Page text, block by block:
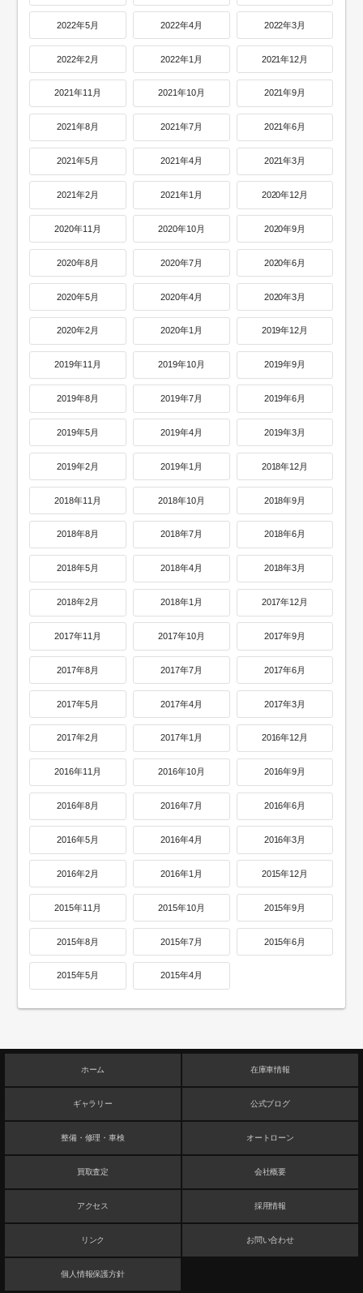
2022年5月 2022年4月 2022年3月
2022年2月 2022年1月 2021年12月
2021年11月 2021年10月 2021年9月
2021年8月 2021年7月 2021年6月
2021年5月 2021年4月 2021年3月
2021年2月 2021年1月 2020年12月
2020年11月 2020年10月 2020年9月
2020年8月 2020年7月 2020年6月
2020年5月 2020年4月 2020年3月
2020年2月 2020年1月 2019年12月
2019年11月 2019年10月 2019年9月
2019年8月 2019年7月 2019年6月
2019年5月 2019年4月 2019年3月
2019年2月 2019年1月 2018年12月
2018年11月 2018年10月 2018年9月
2018年8月 2018年7月 2018年6月
2018年5月 2018年4月 2018年3月
2018年2月 2018年1月 2017年12月
2017年11月 2017年10月 2017年9月
2017年8月 2017年7月 2017年6月
2017年5月 2017年4月 2017年3月
2017年2月 2017年1月 2016年12月
2016年11月 2016年10月 2016年9月
2016年8月 2016年7月 2016年6月
2016年5月 2016年4月 2016年3月
2016年2月 2016年1月 2015年12月
2015年11月 2015年10月 2015年9月
2015年8月 2015年7月 2015年6月
2015年5月 2015年4月
ホーム 在庫車情報
ギャラリー 公式ブログ
整備・修理・車検 オートローン
買取査定 会社概要
アクセス 採用情報
リンク お問い合わせ
個人情報保護方針